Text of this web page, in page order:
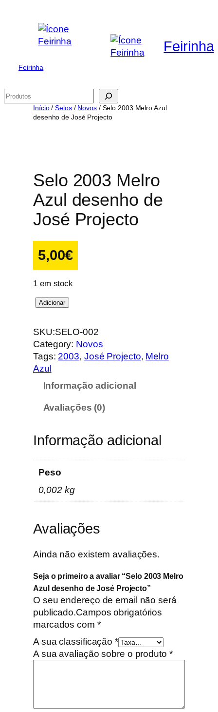
conteúdo
Feirinha
Feirinha
Pesquisar
Início/Selos/ Novos/ Selo 2003 Melro Azul
desenho de José Projecto
Selo 2003 Melro
Azul desenho de
José Projecto
5,00€
1 em stock
Q
a
n
t
e
e
0
3
e
l
r
o
A
z
l
d
n
Adicionar
SKU:SELO-002
Category: Novos
Tags: 2003, José Projecto, Melro
Azul
Informação adicional
Avaliações (0)
Informação adicional
Peso
0,002 kg
Avaliações
Ainda não existem avaliações.
Seja o primeiro a avaliar “Selo 2003 Melro
Azul desenho de José Projecto”
O seu endereço de email não será
publicado.Campos obrigatórios
marcados com *
A sua classificação *
A sua avaliação sobre o produto *